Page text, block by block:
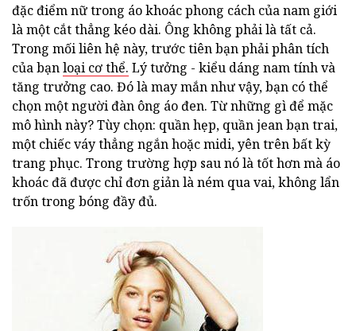
đặc điểm nữ trong áo khoác phong cách của nam giới
là một cắt thẳng kéo dài. Ông không phải là tất cả.
Trong mối liên hệ này, trước tiên bạn phải phân tích
của bạnloại cơ thể. Lý tưởng - kiểu dáng nam tính và
tăng trưởng cao. Đó là may mắn như vậy, bạn có thể
chọn một người đàn ông áo đen. Từ những gì để mặc
mô hình này? Tùy chọn: quần hẹp, quần jean bạn trai,
một chiếc váy thẳng ngắn hoặc midi, yên trên bất kỳ
trang phục. Trong trường hợp sau nó là tốt hơn mà áo
khoác đã được chỉ đơn giản là ném qua vai, không lẩn
trốn trong bóng đầy đủ.